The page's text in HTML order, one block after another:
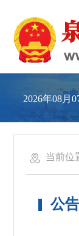
2026年08
当前位
公